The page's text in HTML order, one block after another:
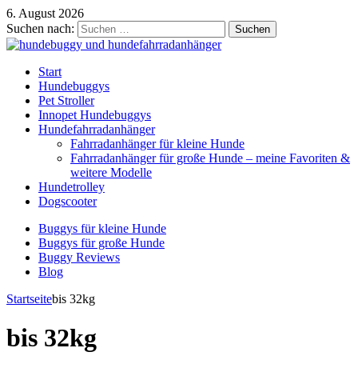
6. August 2026
Suchen nach:
Start
Hundebuggys
Pet Stroller
Innopet Hundebuggys
Hundefahrradanhänger
Fahrradanhänger für kleine Hunde
Fahrradanhänger für große Hunde – meine Favoriten &
weitere Modelle
Hundetrolley
Dogscooter
Buggys für kleine Hunde
Buggys für große Hunde
Buggy Reviews
Blog
Startseitebis 32kg
bis 32kg